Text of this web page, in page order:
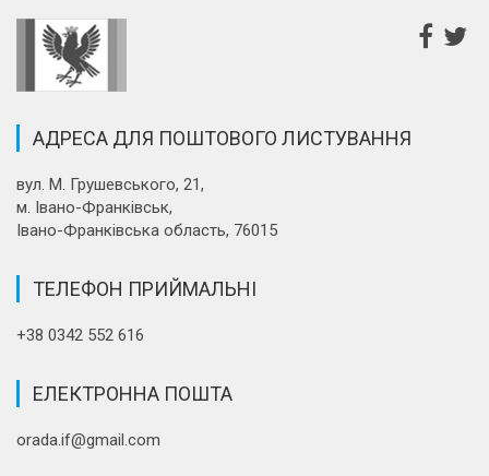
АДРЕСА ДЛЯ ПОШТОВОГО ЛИСТУВАННЯ
вул. М. Грушевського, 21,
м. Івано-Франківськ,
Івано-Франківська область, 76015
ТЕЛЕФОН ПРИЙМАЛЬНІ
+38 0342 552 616
ЕЛЕКТРОННА ПОШТА
orada.if@gmail.com